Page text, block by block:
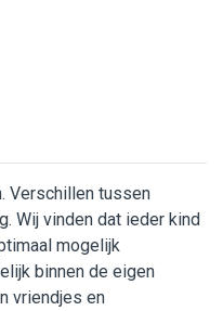
Verschillen tussen
Wij vinden dat ieder kind
mogelijk
binnen de eigen
vriendjes en